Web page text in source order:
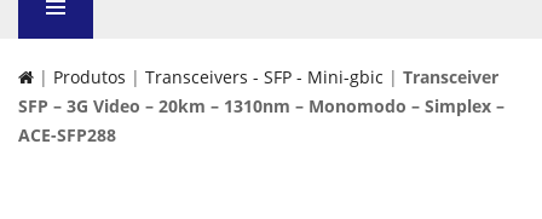
| Produtos | Transceivers - SFP - Mini-gbic | Transceiver
SFP – 3G Video – 20km – 1310nm – Monomodo – Simplex –
ACE-SFP288